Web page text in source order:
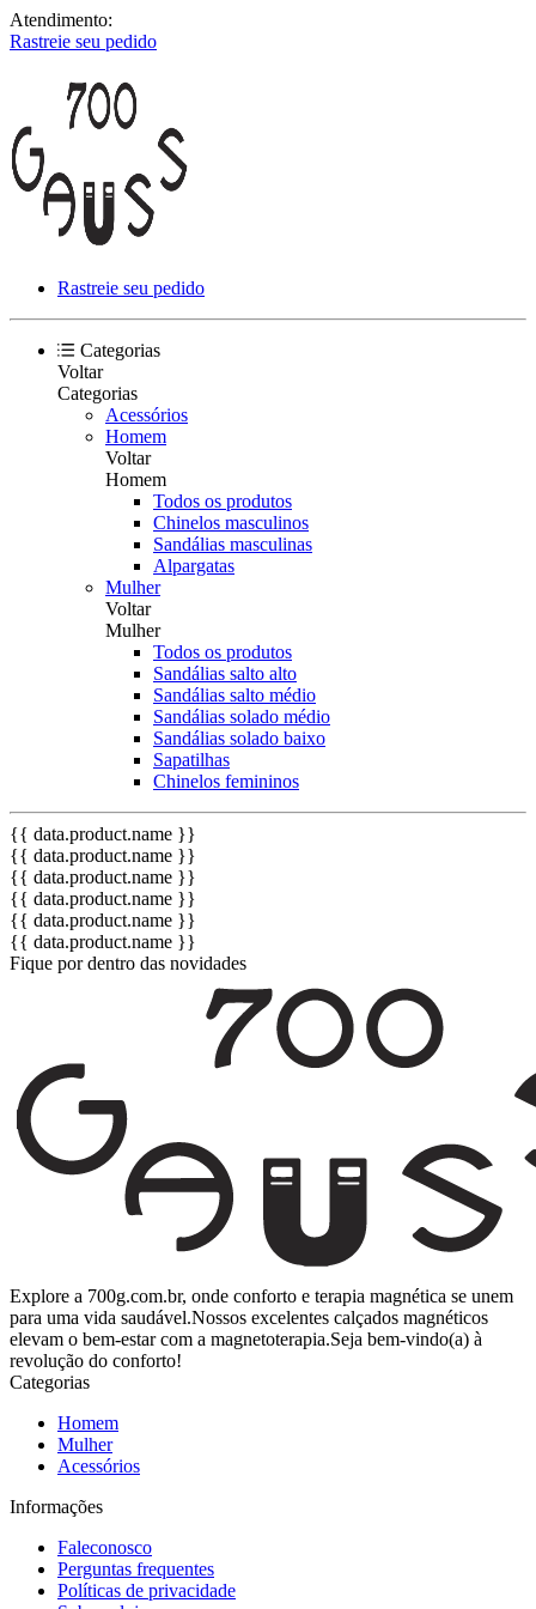
Atendimento:
Rastreie seu pedido
Rastreie seu pedido
Categorias
Voltar
Categorias
Acessórios
Homem
Voltar
Homem
Todos os produtos
Chinelos masculinos
Sandálias masculinas
Alpargatas
Mulher
Voltar
Mulher
Todos os produtos
Sandálias salto alto
Sandálias salto médio
Sandálias solado médio
Sandálias solado baixo
Sapatilhas
Chinelos femininos
{{ data.product.name }}
{{ data.product.name }}
{{ data.product.name }}
{{ data.product.name }}
{{ data.product.name }}
{{ data.product.name }}
Fique por dentro das novidades
Explore a 700g.com.br, onde conforto e terapia magnética se unem
para uma vida saudável.Nossos excelentes calçados magnéticos
elevam o bem-estar com a magnetoterapia.Seja bem-vindo(a) à
revolução do conforto!
Categorias
Homem
Mulher
Acessórios
Informações
Faleconosco
Perguntas frequentes
Políticas de privacidade